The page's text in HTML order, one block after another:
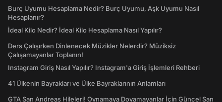
Burç Uyumu Hesaplama Nedir? Burç Uyumu, Aşk Uyumu Nasıl
Hesaplanır?
İdeal Kilo Nedir? İdeal Kilo Hesaplama Nasıl Yapılır?
Ders Çalışırken Dinlenecek Müzikler Nelerdir? Müziksiz
Çalışamayanlar Toplanın!
Instagram Giriş Nasıl Yapılır? Instagram'a Giriş İşlemleri Rehberi
41 Ülkenin Bayrakları ve Ülke Bayraklarının Anlamları
GTA San Andreas Hileleri! Oynamaya Doyamayanlar İçin Güncel San